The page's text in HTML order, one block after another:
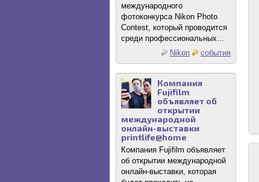
международного
фотоконкурса Nikon Photo
Contest, который проводится
среди профессиональных...
Nikon
события
Компания
Fujifilm
объявляет об
открытии
международной
онлайн-выставки
printlife@home
Компания Fujifilm объявляет
об открытии международной
онлайн-выставки, которая